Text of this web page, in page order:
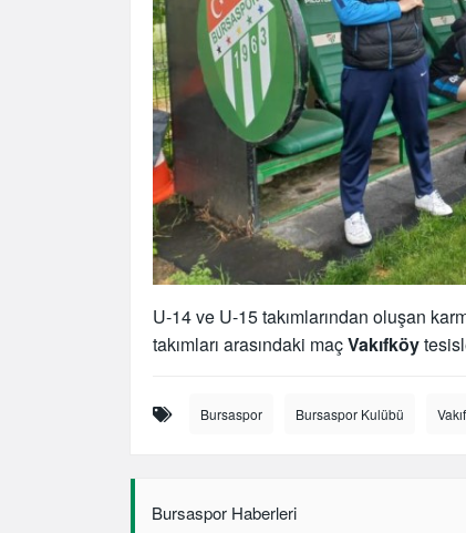
U-14 ve U-15 takımlarından oluşan
takımları arasındaki maçVakıfköy
Bursaspor Bursaspor Kulübü
Bursaspor Haberleri